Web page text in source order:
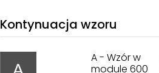
Kontynuacja wzoru
A - Wzór w
module 600